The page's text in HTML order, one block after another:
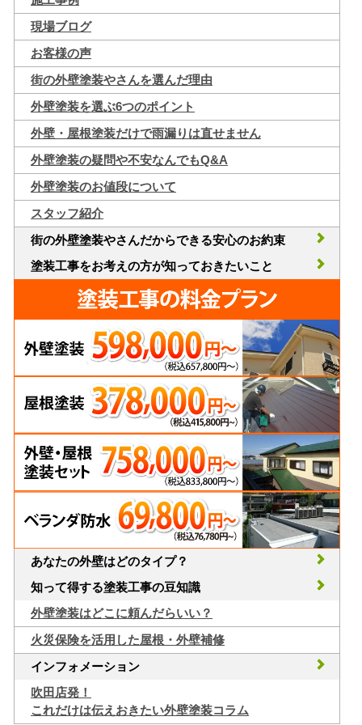
現場ブログ
お客様の声
街の外壁塗装やさんを選んだ理由
外壁塗装を選ぶ6つのポイント
外壁・屋根塗装だけで雨漏りは直せません
外壁塗装の疑問や不安なんでもQ&A
外壁塗装のお値段について
スタッフ紹介
街の外壁塗装やさんだからできる安心のお約束
塗装工事をお考えの方が知っておきたいこと
あなたの外壁はどのタイプ？
知って得する塗装工事の豆知識
外壁塗装はどこに頼んだらいい？
火災保険を活用した屋根・外壁補修
インフォメーション
吹田店発！
これだけは伝えおきたい外壁塗装コラム